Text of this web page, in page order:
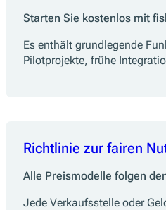
Starten Sie kostenlos mit
Es enthält grundlegende
Pilotprojekte, frühe
Richtlinie zur fairen
Alle Preismodelle folgen
Jede Verkaufsstelle oder